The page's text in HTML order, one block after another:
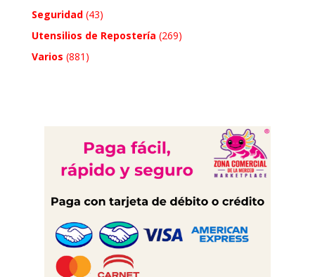
Seguridad (43)
Utensilios de Repostería (269)
Varios (881)